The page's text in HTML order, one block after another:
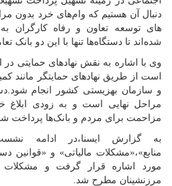
دنبال آن هستیم که وام‌های خرد بدون
های توسعه تعاون و رفاه کارگران
شده‌اند تا دستگاه‌ها تنها با این دو بانک
وی با اشاره به نقش نهادهای حمایتی
است از طریق نهادهای حمایتگر مانند
و سازمان بهزیستی کشور انجام
مراحل نهایی است و به زودی ابلاغ
مزاحمت برای مردم و بانک‌ها پرداخت
به گزارش ایسنا،در ادامه
منابع»،«مشکلات مالیاتی» و
مورد اشاره قرار گرفت و مشکلات
مرزنشینان مطرح شد.